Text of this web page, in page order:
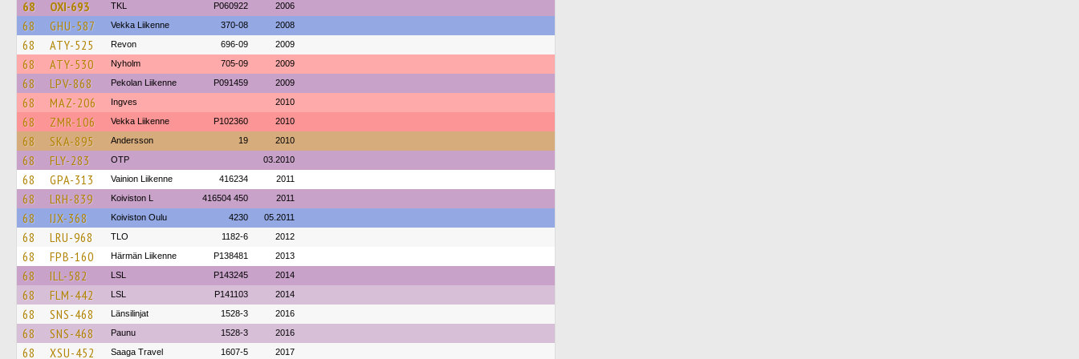
68 OXI-693 TKL P060922 2006
68 GHU-587 Vekka Liikenne 370-08 2008
68 ATY-525 Revon 696-09 2009
68 ATY-530 Nyholm 705-09 2009
68 LPV-868 Pekolan Liikenne P091459 2009
68 MAZ-206 Ingves 2010
68 ZMR-106 Vekka Liikenne P102360 2010
68 SKA-895 Andersson 19 2010
68 FLY-283 OTP 03.2010
68 GPA-313 Vainion Liikenne 416234 2011
68 LRH-839 Koiviston L 416504 450 2011
68 IJX-368 Koiviston Oulu 4230 05.2011
68 LRU-968 TLO 1182-6 2012
68 FPB-160 Härmän Liikenne P138481 2013
68 ILL-582 LSL P143245 2014
68 FLM-442 LSL P141103 2014
68 SNS-468 Länsilinjat 1528-3 2016
68 SNS-468 Paunu 1528-3 2016
68 XSU-452 Saaga Travel 1607-5 2017